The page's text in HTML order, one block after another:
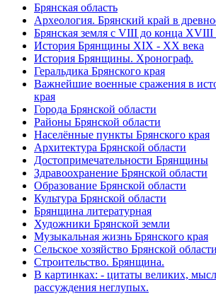
Брянская область
Археология. Брянский край в
Брянская земля с VIII до конца XVIII
История Брянщины XIX - XX века
История Брянщины. Хронограф.
Геральдика Брянского края
Важнейшие военные сражения в
края
Города Брянской области
Районы Брянской области
Населённые пункты Брянского края
Архитектура Брянской области
Достопримечательности Брянщины
Здравоохранение Брянской области
Образование Брянской области
Культура Брянской области
Брянщина литературная
Художники Брянской земли
Музыкальная жизнь Брянского края
Сельское хозяйство Брянской области
Строительство. Брянщина.
В картинках: - цитаты великих,
рассуждения неглупых.